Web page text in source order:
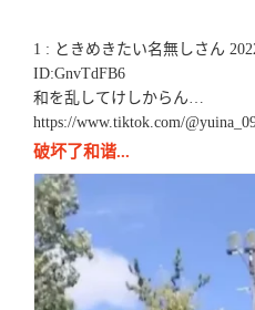
1 : ときめきたい名無しさん
ID:GnvTdFB6
和を乱してけしからん…
https://www.tiktok.com/
破坏了和谐...